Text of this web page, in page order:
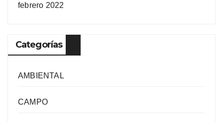
febrero 2022
Categorías
AMBIENTAL
CAMPO